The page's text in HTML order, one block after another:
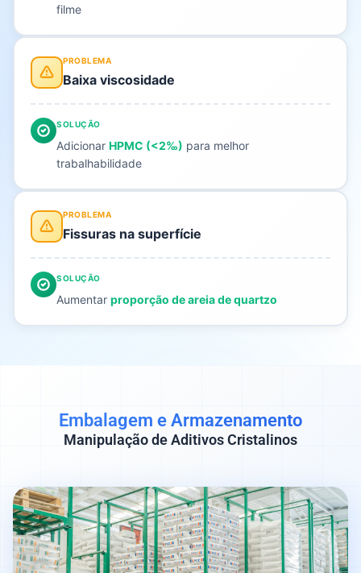
filme
PROBLEMA
Baixa viscosidade
SOLUÇÃO
Adicionar HPMC (<2‰) para melhor
trabalhabilidade
PROBLEMA
Fissuras na superfície
SOLUÇÃO
Aumentar proporção de areia de quartzo
Embalagem e Armazenamento
Manipulação de Aditivos Cristalinos